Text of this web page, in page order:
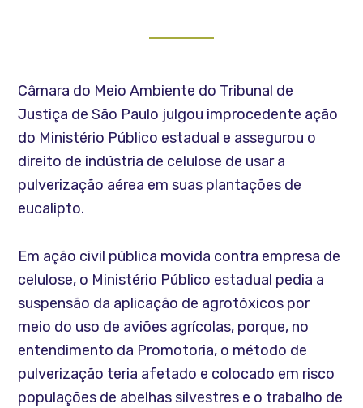
Câmara do Meio Ambiente do Tribunal de
Justiça de São Paulo julgou improcedente ação
do Ministério Público estadual e assegurou o
direito de indústria de celulose de usar a
pulverização aérea em suas plantações de
eucalipto.
Em ação civil pública movida contra empresa de
celulose, o Ministério Público estadual pedia a
suspensão da aplicação de agrotóxicos por
meio do uso de aviões agrícolas, porque, no
entendimento da Promotoria, o método de
pulverização teria afetado e colocado em risco
populações de abelhas silvestres e o trabalho de